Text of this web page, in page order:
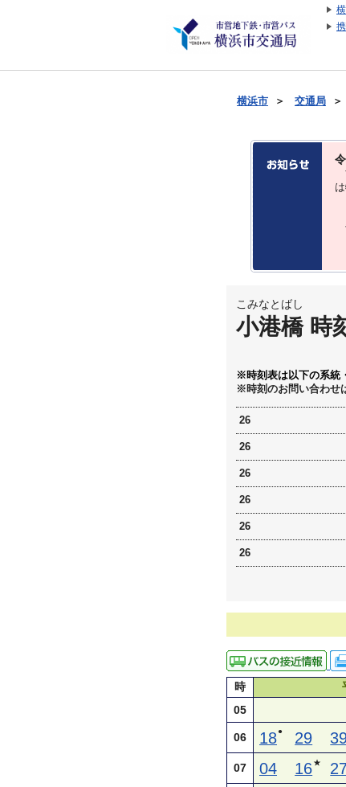
横浜市 ＞ 交通局 ＞
こみなとばし
小港橋 時
※時刻表は以下の系統
※時刻のお問い合わせ
26
26
26
26
26
26
時
05
06 18● 29
07 04 16★